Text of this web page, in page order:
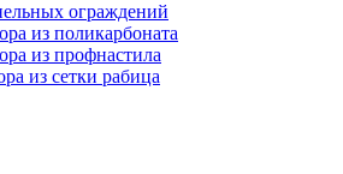
ограждений
из поликарбоната
из профнастила
из сетки рабица